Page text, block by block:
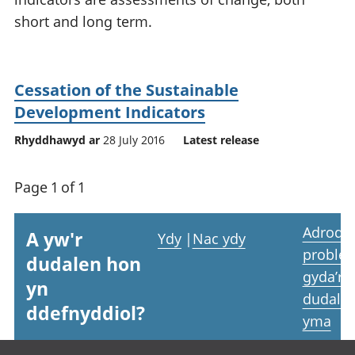
short and long term.
Cessation of the Sustainable
Development Indicators
Rhyddhawyd ar 28 July 2016 Latest release
Page 1 of 1
A yw'r
dudalen hon
yn
ddefnyddiol?
Ydy | Nac ydy
Adrodd
gyda’r
yma